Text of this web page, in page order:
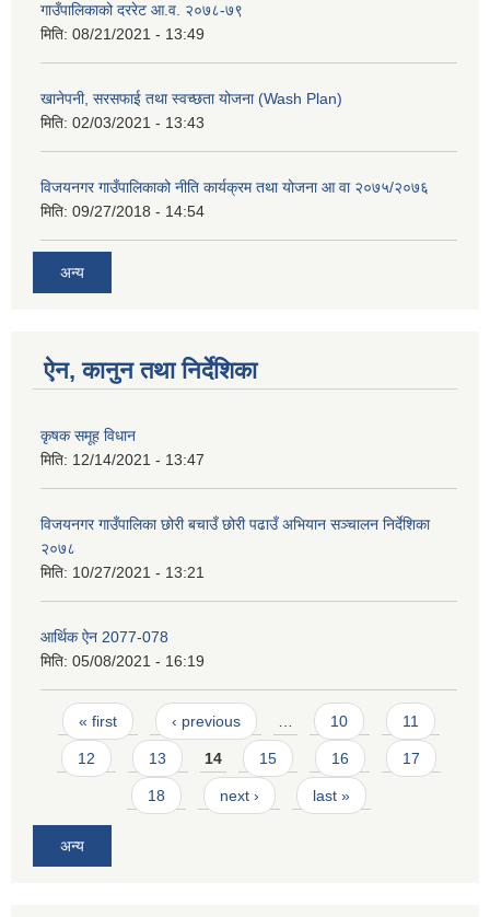
गाउँपालिकाको दररेट आ.व. २०७८-७९
मिति: 08/21/2021 - 13:49
खानेपनी, सरसफाई तथा स्वच्छता योजना (Wash Plan)
मिति: 02/03/2021 - 13:43
विजयनगर गाउँपालिकाको नीति कार्यक्रम तथा योजना आ वा २०७५/२०७६
मिति: 09/27/2018 - 14:54
अन्य
ऐन, कानुन तथा निर्देशिका
कृषक समूह विधान
मिति: 12/14/2021 - 13:47
विजयनगर गाउँपालिका छोरी बचाउँ छोरी पढाउँ अभियान सञ्चालन निर्देशिका
२०७८
मिति: 10/27/2021 - 13:21
आर्थिक ऐन 2077-078
मिति: 05/08/2021 - 16:19
Pages
« first ‹ previous 10 11
12 13 14 15 16 17
18 next › last »
अन्य